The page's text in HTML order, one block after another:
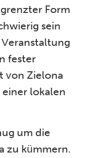
Form
sein
fester
von Zielona
lokalen
um die
zu kümmern.